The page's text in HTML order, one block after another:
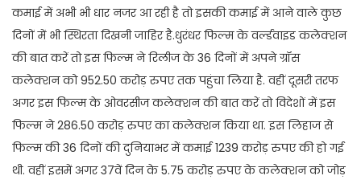
कमाई में अभी भी धार नजर आ रही है तो इसकी कमाई में आने वाले कुछ
दिनों में भी स्थिरता दिखनी जाहिर है.धुरंधर फिल्म के वर्ल्डवाइड कलेक्शन
की बात करें तो इस फिल्म ने रिलीज के 36 दिनों में अपने ग्रॉस
कलेक्शन को 952.50 करोड़ रुपए तक पहुंचा लिया है. वहीं दूसरी तरफ
अगर इस फिल्म के ओवरसीज कलेक्शन की बात करें तो विदेशों में इस
फिल्म ने 286.50 करोड़ रुपए का कलेक्शन किया था. इस लिहाज से
फिल्म की 36 दिनों की दुनियाभर में कमाई 1239 करोड़ रुपए की हो गई
थी. वहीं इसमें अगर 37वें दिन के 5.75 करोड़ रुपए के कलेक्शन को जोड़